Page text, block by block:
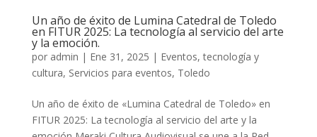
Un año de éxito de Lumina Catedral de Toledo
en FITUR 2025: La tecnología al servicio del arte
y la emoción.
por admin | Ene 31, 2025 | Eventos, tecnología y
cultura, Servicios para eventos, Toledo
Un año de éxito de «Lumina Catedral de Toledo» en
FITUR 2025: La tecnología al servicio del arte y la